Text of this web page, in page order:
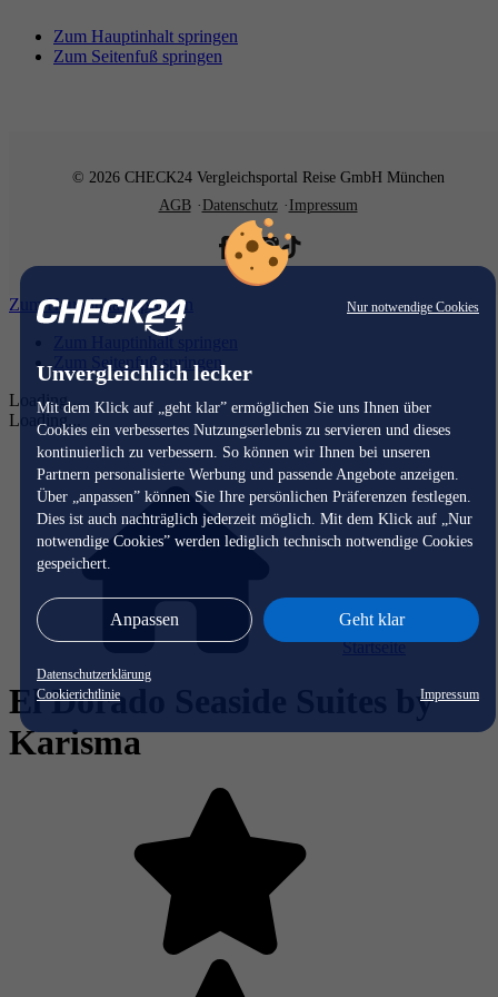
Nur notwendige Cookies
Unvergleichlich lecker
Mit dem Klick auf „geht klar” ermöglichen Sie uns Ihnen über
Cookies ein verbessertes Nutzungserlebnis zu servieren und dieses
kontinuierlich zu verbessern. So können wir Ihnen bei unseren
Partnern personalisierte Werbung und passende Angebote anzeigen.
Über „anpassen” können Sie Ihre persönlichen Präferenzen festlegen.
Dies ist auch nachträglich jederzeit möglich. Mit dem Klick auf „Nur
notwendige Cookies” werden lediglich technisch notwendige Cookies
gespeichert.
Anpassen Geht klar
Datenschutzerklärung
Cookierichtlinie
Impressum
Zum Hauptinhalt springen
Zum Seitenfuß springen
© 2026 CHECK24 Vergleichsportal Reise GmbH München
AGB
Datenschutz Impressum
Zum Hauptinhalt springen
Zum Hauptinhalt springen
Zum Seitenfuß springen
Loading...
Loading...
Startseite
El Dorado Seaside Suites by
Karisma